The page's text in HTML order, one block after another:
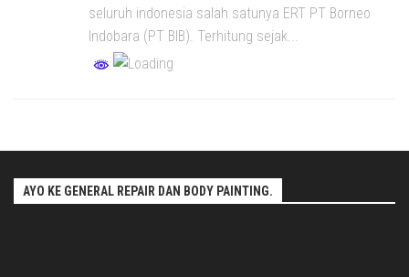
seluruh indonesia salah satunya ERT PT Borneo
Indobara (PT BIB). Terhitung sejak...
AYO KE GENERAL REPAIR DAN BODY PAINTING.